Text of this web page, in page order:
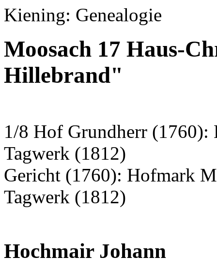
Kiening: Genealogie
Moosach 17 Haus-
Hillebrand"
1/8 Hof Grundherr
Tagwerk (1812)
Gericht (1760): Hofmark
Tagwerk (1812)
Hochmair Johann